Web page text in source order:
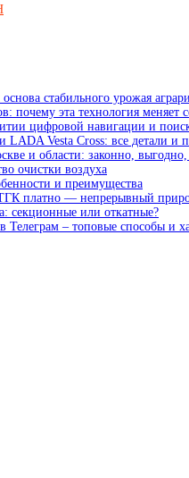
стабильного урожая
почему эта технология меняет
цифровой навигации и
LADA Vesta Cross: все детали и
и области: законно,
очистки воздуха
и преимущества
ТГК платно — непрерывный
секционные или откатные?
Телеграм – топовые способы и